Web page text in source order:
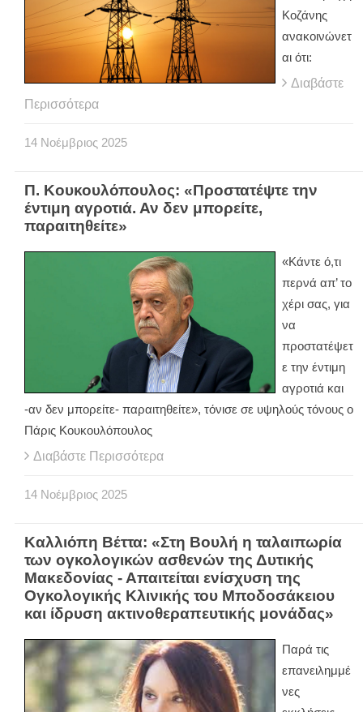
Κοζάνης
ανακοινώνετ
αι ότι:
Διαβάστε
Περισσότερα
14 Νοέμβριος 2025
Π. Κουκουλόπουλος: «Προστατέψτε την
έντιμη αγροτιά. Αν δεν μπορείτε,
παραιτηθείτε»
«Κάντε ό,τι
περνά απ’ το
χέρι σας, για
να
προστατέψετ
ε την έντιμη
αγροτιά και
-αν δεν μπορείτε- παραιτηθείτε», τόνισε σε υψηλούς τόνους ο
Πάρις Κουκουλόπουλος
Διαβάστε Περισσότερα
14 Νοέμβριος 2025
Καλλιόπη Βέττα: «Στη Βουλή η ταλαιπωρία
των ογκολογικών ασθενών της Δυτικής
Μακεδονίας - Απαιτείται ενίσχυση της
Ογκολογικής Κλινικής του Μποδοσάκειου
και ίδρυση ακτινοθεραπευτικής μονάδας»
Παρά τις
επανειλημμέ
νες